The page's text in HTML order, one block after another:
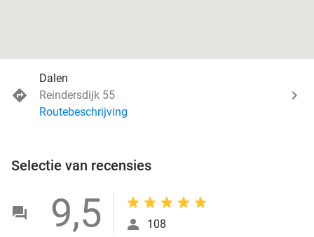
Dalen
Reindersdijk 55
Routebeschrijving
Selectie van recensies
9,5 108